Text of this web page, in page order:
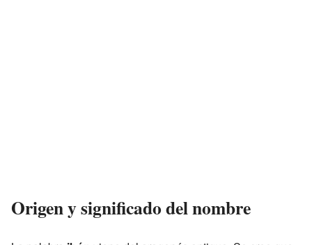
Origen y significado del nombre